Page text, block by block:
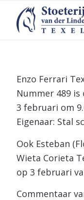
Enzo Ferrari
Nummer 489 is
3 februari om
Eigenaar: Stal
Ook Esteban
Wieta Corieta
op 3 februari
Commentaar